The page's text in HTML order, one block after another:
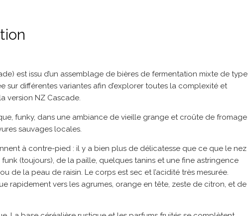
est issu d’un assemblage de bières de fermentation mixte de type
sur différentes variantes afin d’explorer toutes la complexité et
version NZ Cascade.
funky, dans une ambiance de vieille grange et croûte de fromage
sauvages locales.
à contre-pied : il y a bien plus de délicatesse que ce que le nez
(toujours), de la paille, quelques tanins et une fine astringence
de la peau de raisin. Le corps est sec et l’acidité très mesurée.
rapidement vers les agrumes, orange en tête, zeste de citron, et de